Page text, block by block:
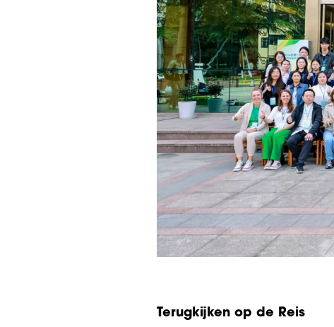
Terugkijken op de Reis